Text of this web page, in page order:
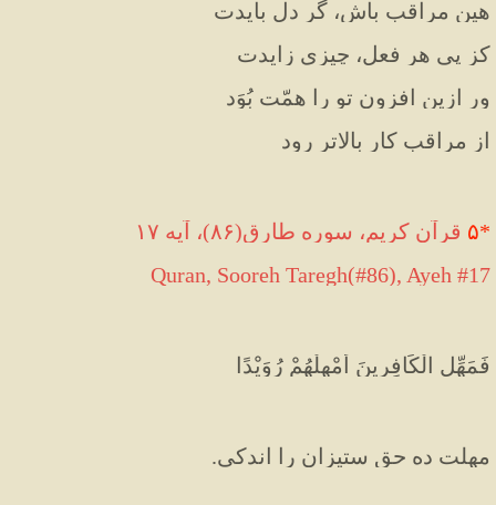
هین مراقب باش، گر دل بایدت
کز پیِ هر فعل، چیزی زایدت
ور ازین افزون تو را همّت بُوَد
از مراقب کار بالاتر رود
*۵ قرآن کریم، سوره طارق(۸۶)، آیه ۱۷
Quran, Sooreh Taregh(#86), Ayeh #17
فَمَهِّلِ الْكَافِرِينَ أَمْهِلْهُمْ رُوَيْدًا
مهلت ده حق ستیزان را اندکی.